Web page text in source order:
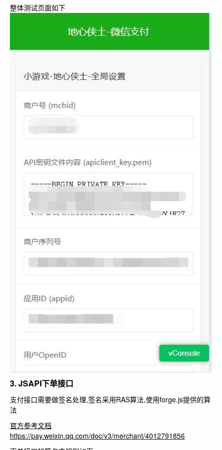
整体测试页面如下
3. JSAPI下单接口
支付接口需要做签名处理,签名采用RAS算法,使用forge.js提供的算
法
官方参考文档
https://pay.weixin.qq.com/doc/v3/merchant/4012791856